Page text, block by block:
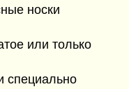
носки
или только
специально